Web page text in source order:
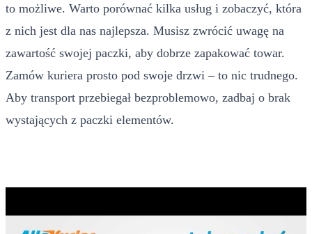
to możliwe. Warto porównać kilka usług i zobaczyć, która
z nich jest dla nas najlepsza. Musisz zwrócić uwagę na
zawartość swojej paczki, aby dobrze zapakować towar.
Zamów kuriera prosto pod swoje drzwi – to nic trudnego.
Aby transport przebiegał bezproblemowo, zadbaj o brak
wystających z paczki elementów.